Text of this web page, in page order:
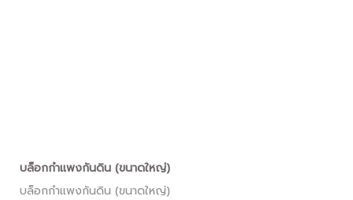
บล็อกกำแพงกันดิน (ขนาดใหญ่) Retaining Wall Block - Large
บล็อกกำแพงกันดิน (ขนาดใหญ่)